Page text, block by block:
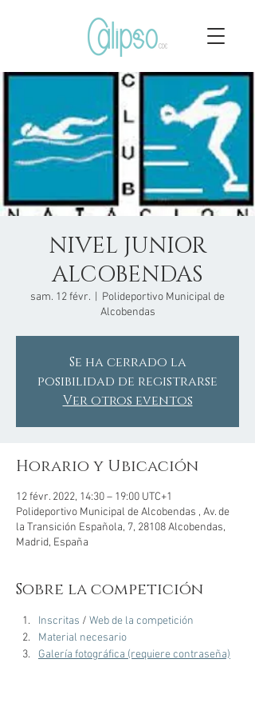
NIVEL JUNIOR
ALCOBENDAS
sam. 12 févr.
Polideportivo Municipal de
Alcobendas
Se ha cerrado la
posibilidad de registrarse
Ver otros eventos
Horario y Ubicación
12 févr. 2022, 14:30 – 19:00 UTC+1
Polideportivo Municipal de Alcobendas , Av. de
la Transición Española, 7, 28108 Alcobendas,
Madrid, España
Sobre la competición
Inscritas / Web de la competición
Material necesario
Galería fotográfica (requiere contraseña)